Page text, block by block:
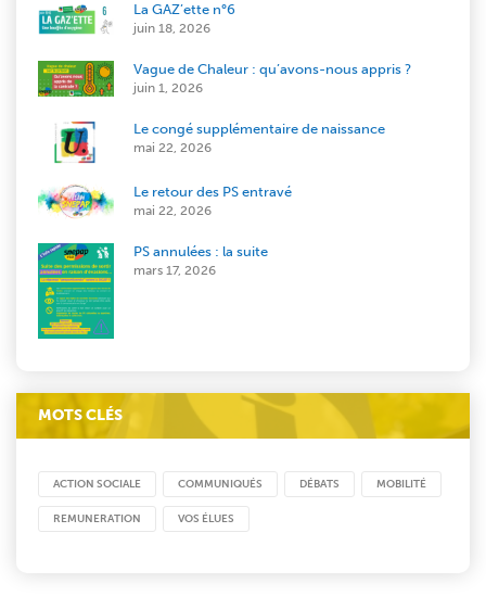
La GAZ’ette n°6
juin 18, 2026
Vague de Chaleur : qu’avons-nous appris ?
juin 1, 2026
Le congé supplémentaire de naissance
mai 22, 2026
Le retour des PS entravé
mai 22, 2026
PS annulées : la suite
mars 17, 2026
MOTS CLÉS
ACTION SOCIALE COMMUNIQUÉS DÉBATS MOBILITÉ
REMUNERATION VOS ÉLUES